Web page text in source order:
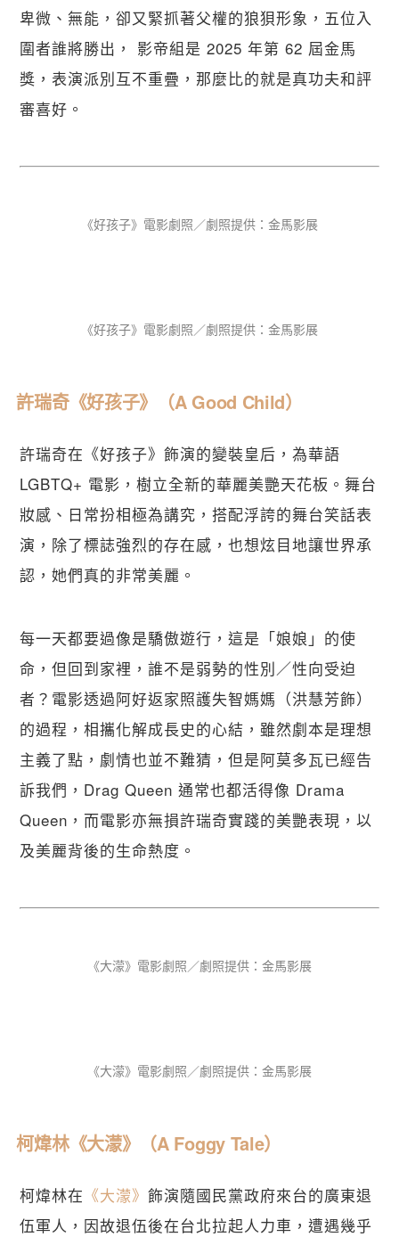
卑微、無能，卻又緊抓著父權的狼狽形象，五位入
圍者誰將勝出， 影帝組是 2025 年第 62 屆金馬
獎，表演派別互不重疊，那麼比的就是真功夫和評
審喜好。
《好孩子》電影劇照／劇照提供：金馬影展
《好孩子》電影劇照／劇照提供：金馬影展
許瑞奇《好孩子》（A Good Child）
許瑞奇在《好孩子》飾演的變裝皇后，為華語
LGBTQ+ 電影，樹立全新的華麗美艷天花板。舞台
妝感、日常扮相極為講究，搭配浮誇的舞台笑話表
演，除了標誌強烈的存在感，也想炫目地讓世界承
認，她們真的非常美麗。
每一天都要過像是驕傲遊行，這是「娘娘」的使
命，但回到家裡，誰不是弱勢的性別／性向受迫
者？電影透過阿好返家照護失智媽媽（洪慧芳飾）
的過程，相攜化解成長史的心結，雖然劇本是理想
主義了點，劇情也並不難猜，但是阿莫多瓦已經告
訴我們，Drag Queen 通常也都活得像 Drama
Queen，而電影亦無損許瑞奇實踐的美艷表現，以
及美麗背後的生命熱度。
《大濛》電影劇照／劇照提供：金馬影展
《大濛》電影劇照／劇照提供：金馬影展
柯煒林《大濛》（A Foggy Tale）
柯煒林在 《大濛》飾演隨國民黨政府來台的廣東退
伍軍人，因故退伍後在台北拉起人力車，遭遇幾乎